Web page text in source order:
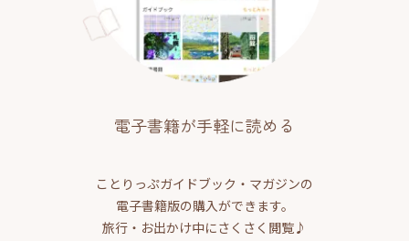
電子書籍が手軽に読める
ことりっぷガイドブック・マガジンの
電子書籍版の購入ができます。
旅行・お出かけ中にさくさく閲覧♪